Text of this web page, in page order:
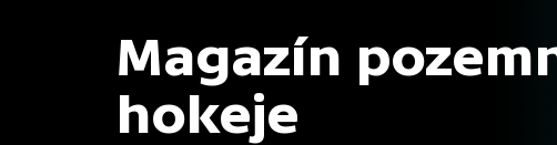
Magazín
hokeje